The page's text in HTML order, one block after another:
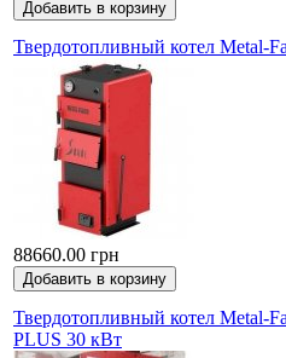
Твердотопливный котел Metal-
88660.00 грн
Твердотопливный котел Metal-
PLUS 30 кВт